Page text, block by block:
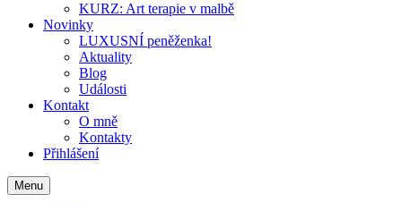
KURZ: Art terapie v malbě
Novinky
LUXUSNÍ peněženka!
Aktuality
Blog
Události
Kontakt
O mně
Kontakty
Přihlášení
Menu